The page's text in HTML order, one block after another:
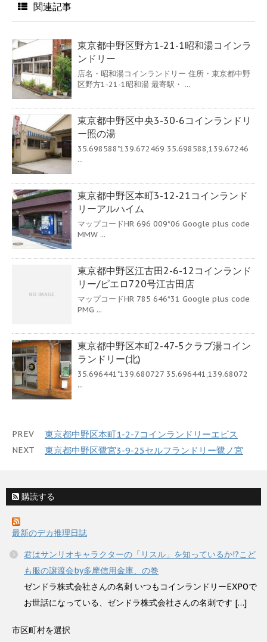
関連記事
東京都中野区野方1-21-1昭和湯コインラ
ンドリー
店名・昭和湯コインランドリー 住所・東京都中野
区野方1-21-1昭和湯 最寄駅・ ...
東京都中野区中央3-30-6コインランドリ
ー照の湯
35.698588"139.672469 35.698588,139.67246
...
東京都中野区本町3-12-21コインランド
リーアルハイム
マップコードHR 696 009*06 Google plus code
MMW ...
東京都中野区江古田2-6-12コインランド
リー/ピエロ720号江古田店
マップコードHR 785 646*31 Google plus code
PMG ...
東京都中野区本町2-47-5クラブ湯コイン
ランドリー(北)
35.696441"139.680727 35.696441,139.68072
...
PREV 東京都中野区本町1-2-7コインランドリーエビス
NEXT 東京都中野区鷺宮3-9-25セルフランドリー鷺ノ宮
購読する
最新のデカ推理日誌
君はサンリオキャラクターの「リスル」を知っているか!?こど
も服の譲渡会by多摩信用金庫、の巻
ゼンドラ株式会社さんの名刺 いつもコインランドリーEXPOで
お世話になっている、ゼンドラ株式会社さんの名刺です […]
市区町村を選択